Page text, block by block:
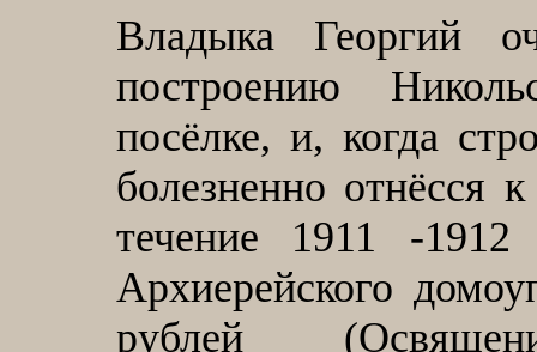
Владыка Георгий
построению
посёлке, и, когда
болезненно отнёсся
течение 1911 -1912
Архиерейского
рублей